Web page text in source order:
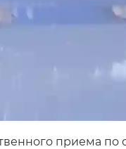
приема по